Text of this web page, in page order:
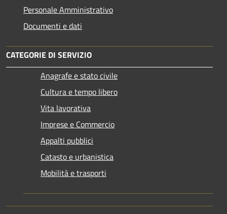
Personale Amministrativo
Documenti e dati
CATEGORIE DI SERVIZIO
Anagrafe e stato civile
Cultura e tempo libero
Vita lavorativa
Imprese e Commercio
Appalti pubblici
Catasto e urbanistica
Mobilità e trasporti